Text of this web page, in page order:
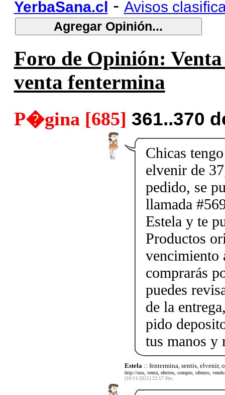
YerbaSana.cl - Avisos
Foro de Opinión:
venta fentermina
P�gina [685] 361..370
Chicas
elvenir de
pedido, se
llamada
Estela y te
Productos
vencimiento
comprarás
puedes
de la
pido
tus manos y
Estela :: fentermina, sentis, elvenir,
http://uso, venta, efectos, compro, ofrezco,
[10/11/2021] 22:17 Hrs.